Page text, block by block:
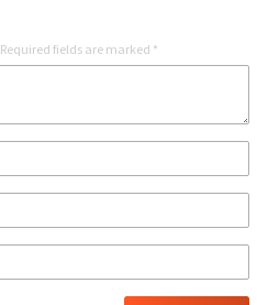
Required fields are marked *